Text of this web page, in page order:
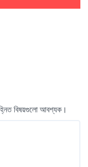
বিষয়গুলো আবশ্যক।